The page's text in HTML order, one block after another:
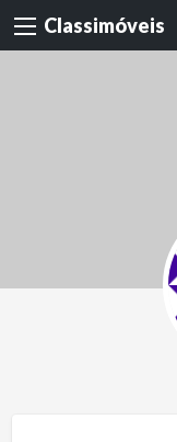
Classimóveis